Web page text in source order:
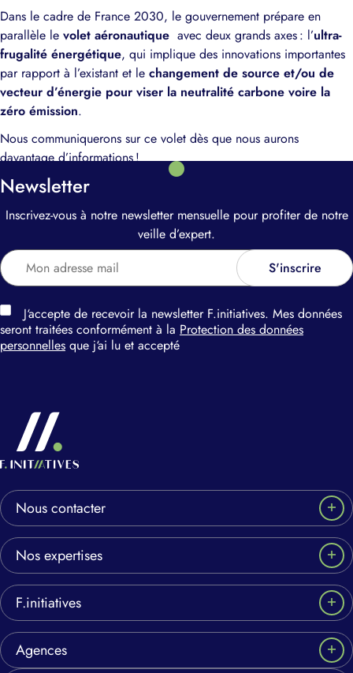
Dans le cadre de France 2030, le gouvernement prépare en
parallèle le volet aéronautique avec deux grands axes : l’ultra-
frugalité énergétique, qui implique des innovations importantes
par rapport à l’existant et le changement de source et/ou de
vecteur d’énergie pour viser la neutralité carbone voire la
zéro émission.
Nous communiquerons sur ce volet dès que nous aurons
davantage d’informations !
Newsletter
Inscrivez-vous à notre newsletter mensuelle pour profiter de notre
veille d’expert.
J‘accepte de recevoir la newsletter F.initiatives. Mes données
seront traitées conformément à la Protection des données
personnelles que j‘ai lu et accepté
Nous contacter
Nos expertises
F.initiatives
Agences